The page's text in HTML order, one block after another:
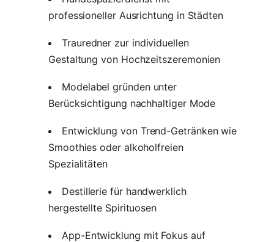
professioneller Ausrichtung in Städten
Trauredner zur individuellen
Gestaltung von Hochzeitszeremonien
Modelabel gründen unter
Berücksichtigung nachhaltiger Mode
Entwicklung von Trend-Getränken wie
Smoothies oder alkoholfreien
Spezialitäten
Destillerie für handwerklich
hergestellte Spirituosen
App-Entwicklung mit Fokus auf